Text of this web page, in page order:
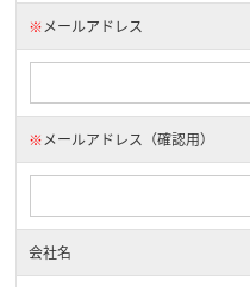
※メールアドレス
※メールアドレス（確認用）
会社名